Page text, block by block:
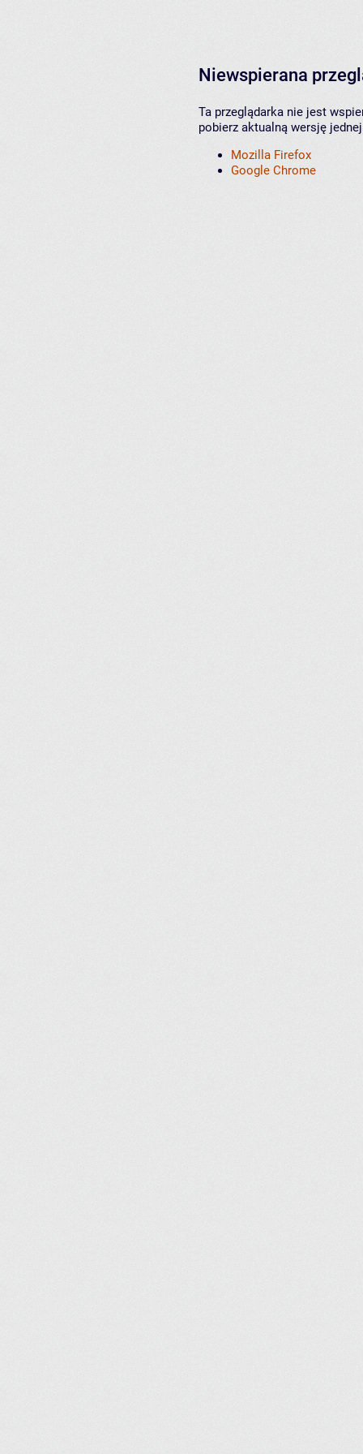
Niewspierana
Ta przeglądarka nie jest
pobierz aktualną wersję
Mozilla Firefox
Google Chrome